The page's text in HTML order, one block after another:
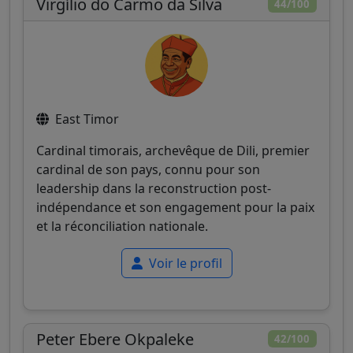
44/100
Virgílio do Carmo da Silva
East Timor
Cardinal timorais, archevêque de Dili, premier
cardinal de son pays, connu pour son
leadership dans la reconstruction post-
indépendance et son engagement pour la paix
et la réconciliation nationale.
Voir le profil
42/100
Peter Ebere Okpaleke